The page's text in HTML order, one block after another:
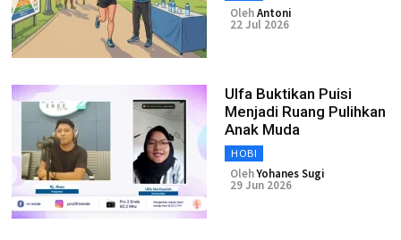
OlehAntoni
22 Jul 2026
Ulfa Buktikan Puisi
Menjadi Ruang Pulihkan
Anak Muda
HOBI
OlehYohanes Sugi
29 Jun 2026